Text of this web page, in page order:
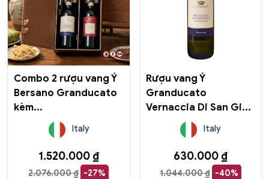
Combo 2 rượu vang Ý
Bersano Granducato
kèm...
Italy
2.076.000₫ -27%
1.520.000 ₫
Rượu vang Ý
Granducato
Vernaccia Di San Gi...
Italy
1.044.000₫ -40%
630.000 ₫